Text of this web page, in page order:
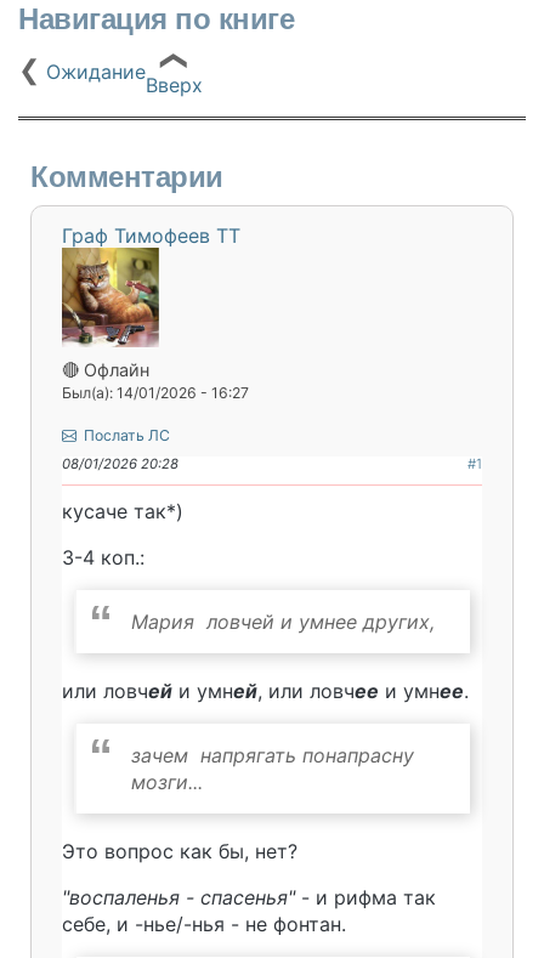
Навигация по книге
❮ Ожидание ❮
Вверх
Комментарии
Граф Тимофеев ТТ
🔴 Офлайн
Был(а): 14/01/2026 - 16:27
Послать ЛС
08/01/2026 20:28 #1
кусаче так*)
3-4 коп.:
Мария ловчей и умнее других,
или ловчей и умней, или ловчее и умнее.
зачем напрягать понапрасну
мозги...
Это вопрос как бы, нет?
"воспаленья - спасенья"- и рифма так
себе, и -нье/-нья - не фонтан.